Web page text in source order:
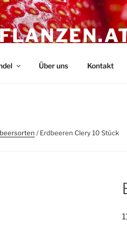
Über uns Kontakt
/ Erdbeeren Clery 10 Stück